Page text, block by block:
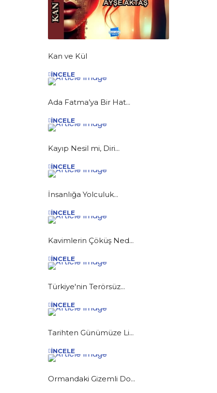
Kan ve Kül
İNCELE
Ada Fatma’ya Bir Hat...
İNCELE
Kayıp Nesil mi, Diri...
İNCELE
İnsanlığa Yolculuk...
İNCELE
Kavimlerin Çöküş Ned...
İNCELE
Türkiye'nin Terörsüz...
İNCELE
Tarihten Günümüze Li...
İNCELE
Ormandaki Gizemli Do...